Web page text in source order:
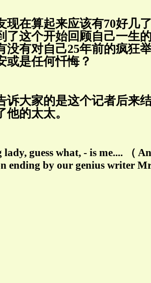
现在算起来应该有70好几
了这个开始回顾自己一生
没有对自己25年前的疯狂
或是任何忏悔？
诉大家的是这个记者后来
他的太太。
lady, guess what, - is me.... （
ending by our genius writer